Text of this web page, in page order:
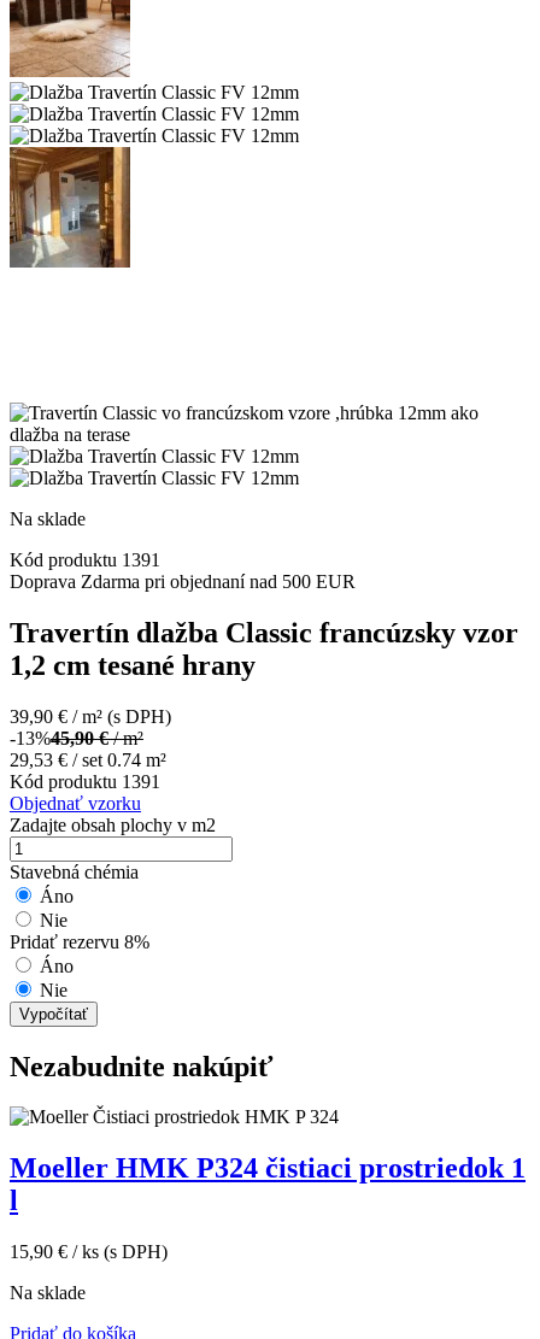
Na sklade
Kód produktu 1391
Doprava Zdarma pri objednaní nad 500 EUR
Travertín dlažba Classic francúzsky vzor
1,2 cm tesané hrany
39,90 € / m² (s DPH)
-13%45,90€/ m²
29,53 € / set 0.74 m²
Kód produktu 1391
Objednať vzorku
Zadajte obsah plochy v m2
Stavebná chémia
Áno
Nie
Pridať rezervu 8%
Áno
Nie
Vypočítať
Nezabudnite nakúpiť
Moeller HMK P324 čistiaci prostriedok 1
l
15,90 € / ks (s DPH)
Na sklade
Pridať do košíka